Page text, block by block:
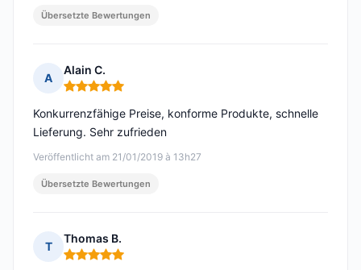
Übersetzte Bewertungen
A
Alain C.
Hinweis: 5 von 5
Veröffentlicht am 21/01/2019 à 13h27
Konkurrenzfähige Preise, konforme Produkte, schnelle
Lieferung. Sehr zufrieden
Übersetzte Bewertungen
T
Thomas B.
Hinweis: 5 von 5